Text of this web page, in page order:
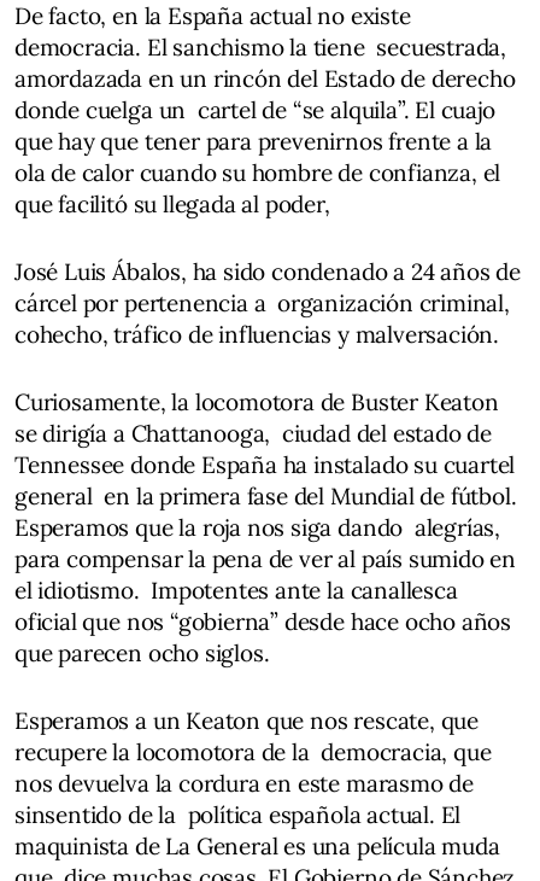
De facto, en la España actual no existe
democracia. El sanchismo la tiene secuestrada,
amordazada en un rincón del Estado de derecho
donde cuelga un cartel de “se alquila”. El cuajo
que hay que tener para prevenirnos frente a la
ola de calor cuando su hombre de confianza, el
que facilitó su llegada al poder,
José Luis Ábalos, ha sido condenado a 24 años de
cárcel por pertenencia a organización criminal,
cohecho, tráfico de influencias y malversación.
Curiosamente, la locomotora de Buster Keaton
se dirigía a Chattanooga, ciudad del estado de
Tennessee donde España ha instalado su cuartel
general en la primera fase del Mundial de fútbol.
Esperamos que la roja nos siga dando alegrías,
para compensar la pena de ver al país sumido en
el idiotismo. Impotentes ante la canallesca
oficial que nos “gobierna” desde hace ocho años
que parecen ocho siglos.
Esperamos a un Keaton que nos rescate, que
recupere la locomotora de la democracia, que
nos devuelva la cordura en este marasmo de
sinsentido de la política española actual. El
maquinista de La General es una película muda